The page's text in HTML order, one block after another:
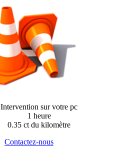
Intervention sur votre pc
1 heure
0.35 ct du kilomètre
Contactez-nous